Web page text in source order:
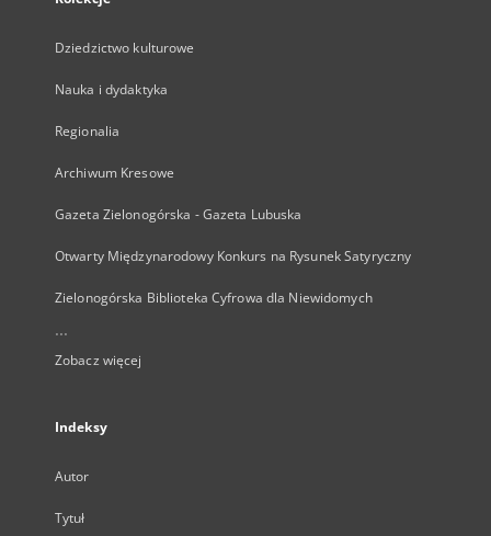
Dziedzictwo kulturowe
Nauka i dydaktyka
Regionalia
Archiwum Kresowe
Gazeta Zielonogórska - Gazeta Lubuska
Otwarty Międzynarodowy Konkurs na Rysunek Satyryczny
Zielonogórska Biblioteka Cyfrowa dla Niewidomych
...
Zobacz więcej
Indeksy
Autor
Tytuł